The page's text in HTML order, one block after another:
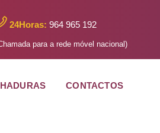
24Horas: 964 965 192
para a rede móvel nacional)
CONTACTOS